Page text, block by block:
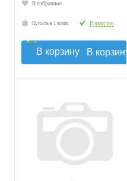
В избранное
Купить в 1 клик В наличии
В корзину